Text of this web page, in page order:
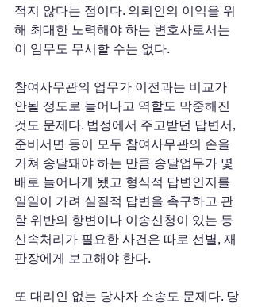
적지 않다는 점이다. 의뢰인의 이익을 위
해 최대한 노력해야 하는 변호사로서는
이 임무도 무시할 수는 없다.
참여사무관의 업무가 이전과는 비교가
안될 정도로 늘어나고 역할도 막중해진
것도 문제다. 법정에서 주고받던 답변서,
준비서면 등이 모두 참여사무관의 손을
거쳐 송달돼야 하는 만큼 송달업무가 몇
배로 늘어나게 됐고 형식적 답변인지를
일일이 가려 실질적 답변을 촉구하고 관
할 위반의 항변이나 이송신청이 있는 등
신속처리가 필요한 사건은 따로 선별, 재
판장에게 보고해야 한다.
또 대리인 없는 당사자 소송도 문제다. 당